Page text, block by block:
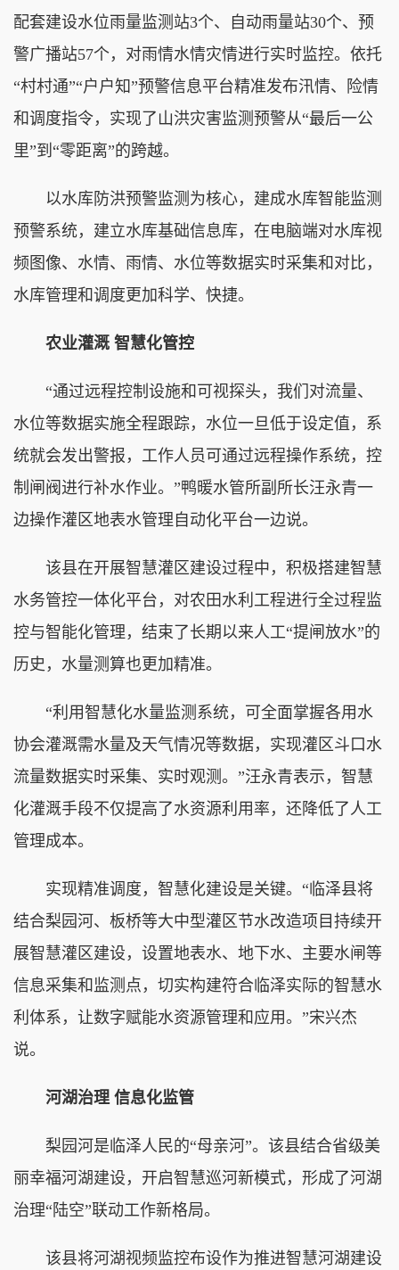
配套建设水位雨量监测站3个、自动雨量站30个、预
警广播站57个，对雨情水情灾情进行实时监控。依托
“村村通”“户户知”预警信息平台精准发布汛情、险情
和调度指令，实现了山洪灾害监测预警从“最后一公
里”到“零距离”的跨越。
以水库防洪预警监测为核心，建成水库智能监测
预警系统，建立水库基础信息库，在电脑端对水库视
频图像、水情、雨情、水位等数据实时采集和对比，
水库管理和调度更加科学、快捷。
农业灌溉 智慧化管控
“通过远程控制设施和可视探头，我们对流量、
水位等数据实施全程跟踪，水位一旦低于设定值，系
统就会发出警报，工作人员可通过远程操作系统，控
制闸阀进行补水作业。”鸭暖水管所副所长汪永青一
边操作灌区地表水管理自动化平台一边说。
该县在开展智慧灌区建设过程中，积极搭建智慧
水务管控一体化平台，对农田水利工程进行全过程监
控与智能化管理，结束了长期以来人工“提闸放水”的
历史，水量测算也更加精准。
“利用智慧化水量监测系统，可全面掌握各用水
协会灌溉需水量及天气情况等数据，实现灌区斗口水
流量数据实时采集、实时观测。”汪永青表示，智慧
化灌溉手段不仅提高了水资源利用率，还降低了人工
管理成本。
实现精准调度，智慧化建设是关键。“临泽县将
结合梨园河、板桥等大中型灌区节水改造项目持续开
展智慧灌区建设，设置地表水、地下水、主要水闸等
信息采集和监测点，切实构建符合临泽实际的智慧水
利体系，让数字赋能水资源管理和应用。”宋兴杰
说。
河湖治理 信息化监管
梨园河是临泽人民的“母亲河”。该县结合省级美
丽幸福河湖建设，开启智慧巡河新模式，形成了河湖
治理“陆空”联动工作新格局。
该县将河湖视频监控布设作为推进智慧河湖建设